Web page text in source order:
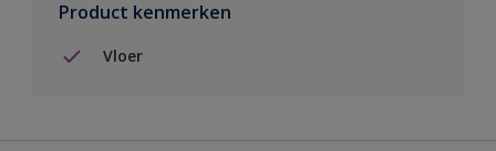
Product kenmerken
Vloer